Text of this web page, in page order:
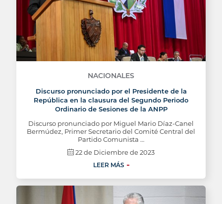
NACIONALES
Discurso pronunciado por el Presidente de la
República en la clausura del Segundo Periodo
Ordinario de Sesiones de la ANPP
Discurso pronunciado por Miguel Mario Díaz-Canel
Bermúdez, Primer Secretario del Comité Central del
Partido Comunista …
22 de Diciembre de 2023
LEER MÁS